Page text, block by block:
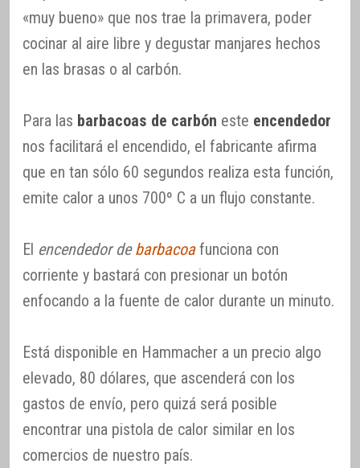
«muy bueno» que nos trae la primavera, poder
cocinar al aire libre y degustar manjares hechos
en las brasas o al carbón.
Para las barbacoas de carbón este encendedor
nos facilitará el encendido, el fabricante afirma
que en tan sólo 60 segundos realiza esta función,
emite calor a unos 700º C a un flujo constante.
El encendedor debarbacoafunciona con
corriente y bastará con presionar un botón
enfocando a la fuente de calor durante un minuto.
Está disponible en Hammacher a un precio algo
elevado, 80 dólares, que ascenderá con los
gastos de envío, pero quizá será posible
encontrar una pistola de calor similar en los
comercios de nuestro país.